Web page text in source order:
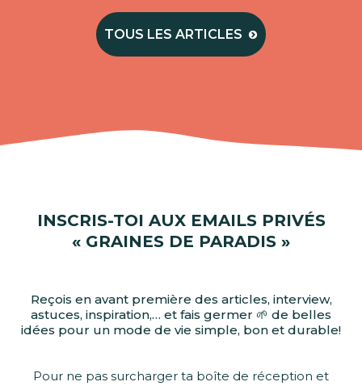
TOUS LES ARTICLES
INSCRIS-TOI AUX EMAILS PRIVÉS
« GRAINES DE PARADIS »
Reçois en avant première des articles, interview,
astuces, inspiration,… et fais germer 🌱 de belles
idées pour un mode de vie simple, bon et durable!
Pour ne pas surcharger ta boîte de réception et